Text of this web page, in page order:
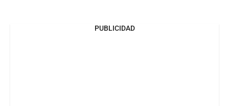
PUBLICIDAD